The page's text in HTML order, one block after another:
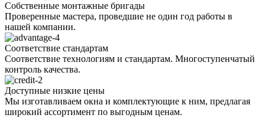
Собственные монтажные бригады
Проверенные мастера, проведшие не один год работы в
нашей компании.
Соответствие стандартам
Соответствие технологиям и стандартам. Многоступенчатый
контроль качества.
Доступные низкие цены
Мы изготавливаем окна и комплектующие к ним, предлагая
широкий ассортимент по выгодным ценам.